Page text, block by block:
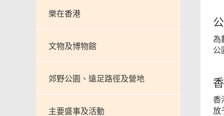
樂在香港
文物及博物館
郊野公園、遠足路徑及營地
主要盛事及活動
為
公
香
放